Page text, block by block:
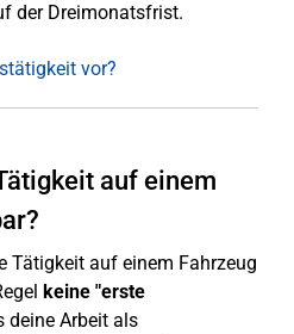
der Dreimonatsfrist.
vor?
auf einem
Tätigkeit auf einem Fahrzeug
keine "erste
deine Arbeit als